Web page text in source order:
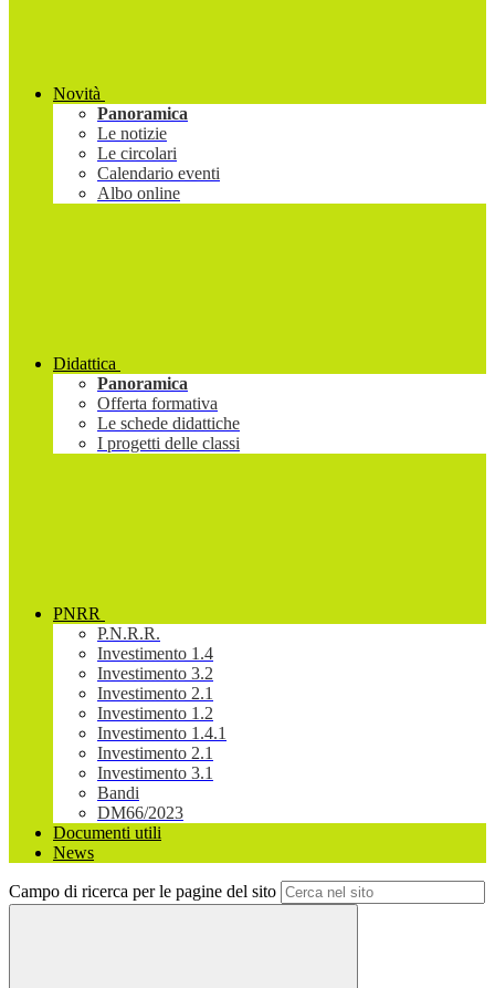
Novità
Panoramica
Le notizie
Le circolari
Calendario eventi
Albo online
Didattica
Panoramica
Offerta formativa
Le schede didattiche
I progetti delle classi
PNRR
P.N.R.R.
Investimento 1.4
Investimento 3.2
Investimento 2.1
Investimento 1.2
Investimento 1.4.1
Investimento 2.1
Investimento 3.1
Bandi
DM66/2023
Documenti utili
News
Campo di ricerca per le pagine del sito